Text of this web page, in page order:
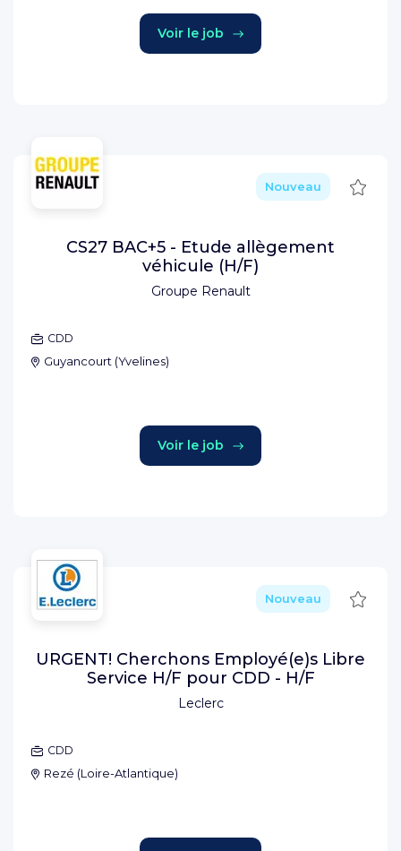
Voir le job
Groupe Renault
Nouveau
CS27 BAC+5 - Etude allègement
véhicule (H/F)
CDD
Guyancourt (Yvelines)
Voir le job
Leclerc
Nouveau
URGENT! Cherchons Employé(e)s Libre
Service H/F pour CDD - H/F
CDD
Rezé (Loire-Atlantique)